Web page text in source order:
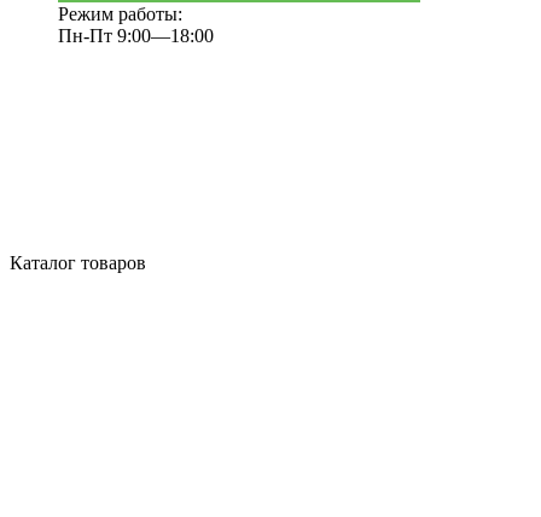
Режим работы:
Пн-Пт 9:00—18:00
Каталог товаров